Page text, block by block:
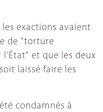
exactions avaient
de "torture
et que les deux
laissé faire les
condamnés à